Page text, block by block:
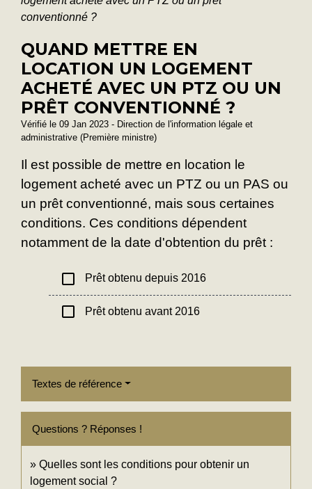
conventionné ?
QUAND METTRE EN
LOCATION UN LOGEMENT
ACHETÉ AVEC UN PTZ OU UN
PRÊT CONVENTIONNÉ ?
Vérifié le 09 Jan 2023 - Direction de l'information légale et
administrative (Première ministre)
Il est possible de mettre en location le
logement acheté avec un PTZ ou un PAS ou
un prêt conventionné, mais sous certaines
conditions. Ces conditions dépendent
notamment de la date d'obtention du prêt :
check_box_outline_blank Prêt obtenu depuis 2016
check_box_outline_blank Prêt obtenu avant 2016
Textes de référence
Questions ? Réponses !
Quelles sont les conditions pour obtenir un
logement social ?